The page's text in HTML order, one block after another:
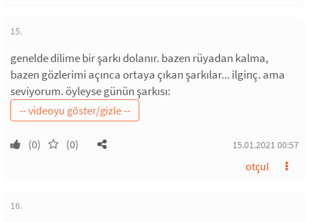
15.
genelde dilime bir şarkı dolanır. bazen rüyadan kalma,
bazen gözlerimi açınca ortaya çıkan şarkılar... ilginç. ama
seviyorum. öyleyse günün şarkısı:
(0) (0) 15.01.2021 00:57
otçul
16.